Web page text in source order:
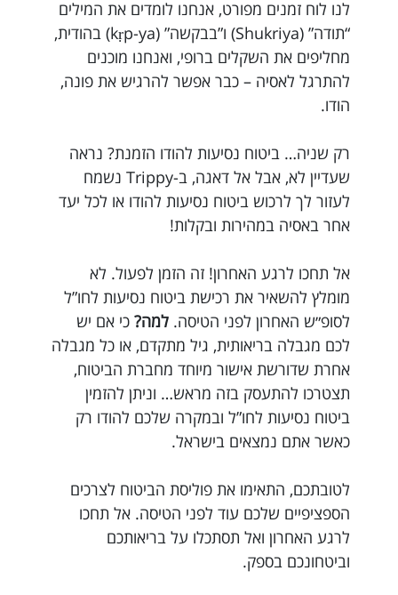
לנו לוח זמנים מפורט, אנחנו לומדים את המילים
“תודה” (Shukriya) ו”בבקשה” (kṛp-ya) בהודית,
מחליפים את השקלים ברופי, ואנחנו מוכנים
להתרגל לאסיה – כבר אפשר להרגיש את פונה,
הודו.
רק שניה… ביטוח נסיעות להודו הזמנת? נראה
שעדיין לא, אבל אל דאגה, ב-Trippy נשמח
לעזור לך לרכוש ביטוח נסיעות להודו או לכל יעד
אחר באסיה במהירות ובקלות!
אל תחכו לרגע האחרון! זה הזמן לפעול. לא
מומלץ להשאיר את רכישת ביטוח נסיעות לחו”ל
לסופ״ש האחרון לפני הטיסה. למה? כי אם יש
לכם מגבלה בריאותית, גיל מתקדם, או כל מגבלה
אחרת שדורשת אישור מיוחד מחברת הביטוח,
תצטרכו להתעסק בזה מראש… וניתן להזמין
ביטוח נסיעות לחו”ל ובמקרה שלכם להודו רק
כאשר אתם נמצאים בישראל.
לטובתכם, התאימו את פוליסת הביטוח לצרכים
הספציפיים שלכם עוד לפני הטיסה. אל תחכו
לרגע האחרון ואל תסתכלו על בריאותכם
וביטחונכם בספק.